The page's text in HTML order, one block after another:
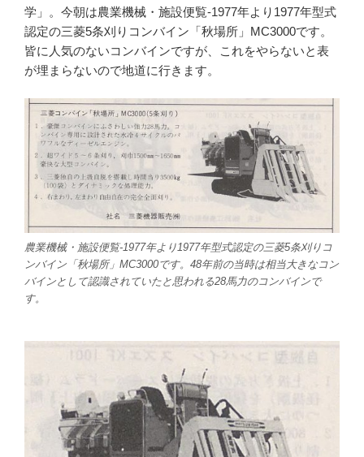
学」。今朝は農業機械・施設便覧-1977年より1977年型式
認定の三菱5条刈りコンバイン「秋場所」MC3000です。
皆に人気のないコンバインですが、これをやらないと表
が埋まらないので地道に行きます。
農業機械・施設便覧-1977年より1977年型式認定の三菱5条刈りコ
ンバイン「秋場所」MC3000です。48年前の当時は相当大きなコン
バインとして認識されていたと思われる28馬力のコンバインで
す。